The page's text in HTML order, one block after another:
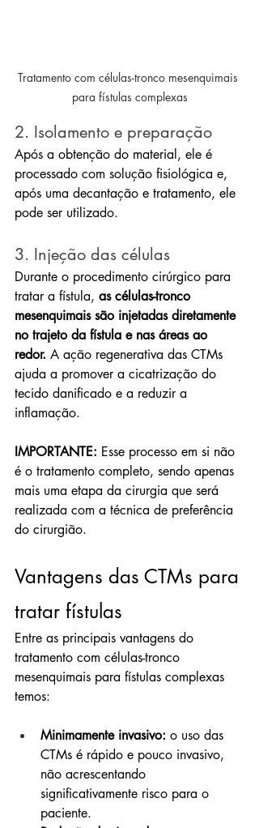
Tratamento com células-tronco mesenquimais
para fístulas complexas
2. Isolamento e preparação
Após a obtenção do material, ele é
processado com solução fisiológica e,
após uma decantação e tratamento, ele
pode ser utilizado.
3. Injeção das células
Durante o procedimento cirúrgico para
tratar a fístula, as células-tronco
mesenquimais são injetadas diretamente
no trajeto da fístula e nas áreas ao
redor. A ação regenerativa das CTMs
ajuda a promover a cicatrização do
tecido danificado e a reduzir a
inflamação.
IMPORTANTE: Esse processo em si não
é o tratamento completo, sendo apenas
mais uma etapa da cirurgia que será
realizada com a técnica de preferência
do cirurgião.
Vantagens das CTMs para
tratar fístulas
Entre as principais vantagens do
tratamento com células-tronco
mesenquimais para fístulas complexas
temos:
Minimamente invasivo: o uso das
CTMs é rápido e pouco invasivo,
não acrescentando
significativamente risco para o
paciente.